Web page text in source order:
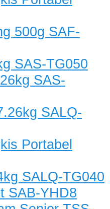
500g SAF-
SAS-TG050
SAS-
SALQ-
Portabel
SALQ-TG040
SAB-YHD8